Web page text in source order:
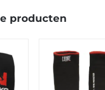
producten